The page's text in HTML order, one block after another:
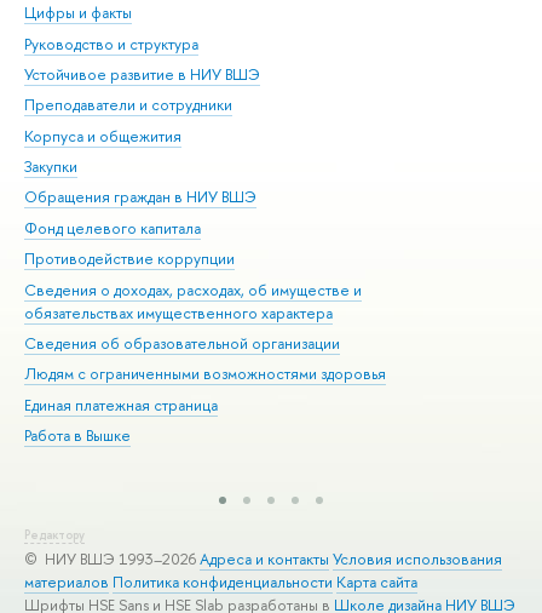
Цифры и факты
Руководство и структура
Устойчивое развитие в НИУ ВШЭ
Преподаватели и сотрудники
Корпуса и общежития
Закупки
Обращения граждан в НИУ ВШЭ
Фонд целевого капитала
Противодействие коррупции
Сведения о доходах, расходах, об имуществе и
обязательствах имущественного характера
Сведения об образовательной организации
Людям с ограниченными возможностями здоровья
Единая платежная страница
Работа в Вышке
Редактору
© НИУ ВШЭ 1993–2026Адреса и контакты Условия использования
материалов Политика конфиденциальности Карта сайта
Шрифты HSE Sans и HSE Slab разработаны в Школе дизайна НИУ ВШЭ